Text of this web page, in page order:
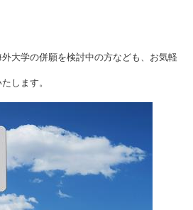
大学の併願を検討中の方なども、お気軽
します。